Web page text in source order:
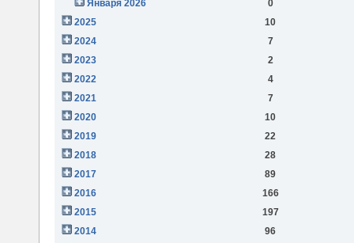
Января 2026
0
2025
10
2024
7
2023
2
2022
4
2021
7
2020
10
2019
22
2018
28
2017
89
2016
166
2015
197
2014
96